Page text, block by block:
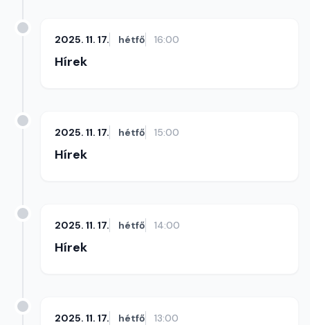
2025. 11. 17. hétfő 16:00
Hírek
2025. 11. 17. hétfő 15:00
Hírek
2025. 11. 17. hétfő 14:00
Hírek
2025. 11. 17. hétfő 13:00